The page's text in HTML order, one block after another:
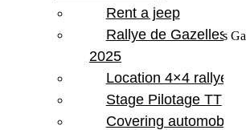
Dernières étapes 6 & 7 du Rallye Aïcha des
Rent a jeep
Rallye de Gazelles
2025
Location 4×4 rallye
Stage Pilotage TT
Covering automobile –